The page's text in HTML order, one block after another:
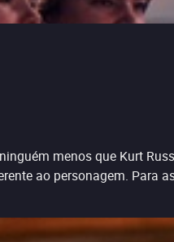
menos que Kurt
ao personagem. Para